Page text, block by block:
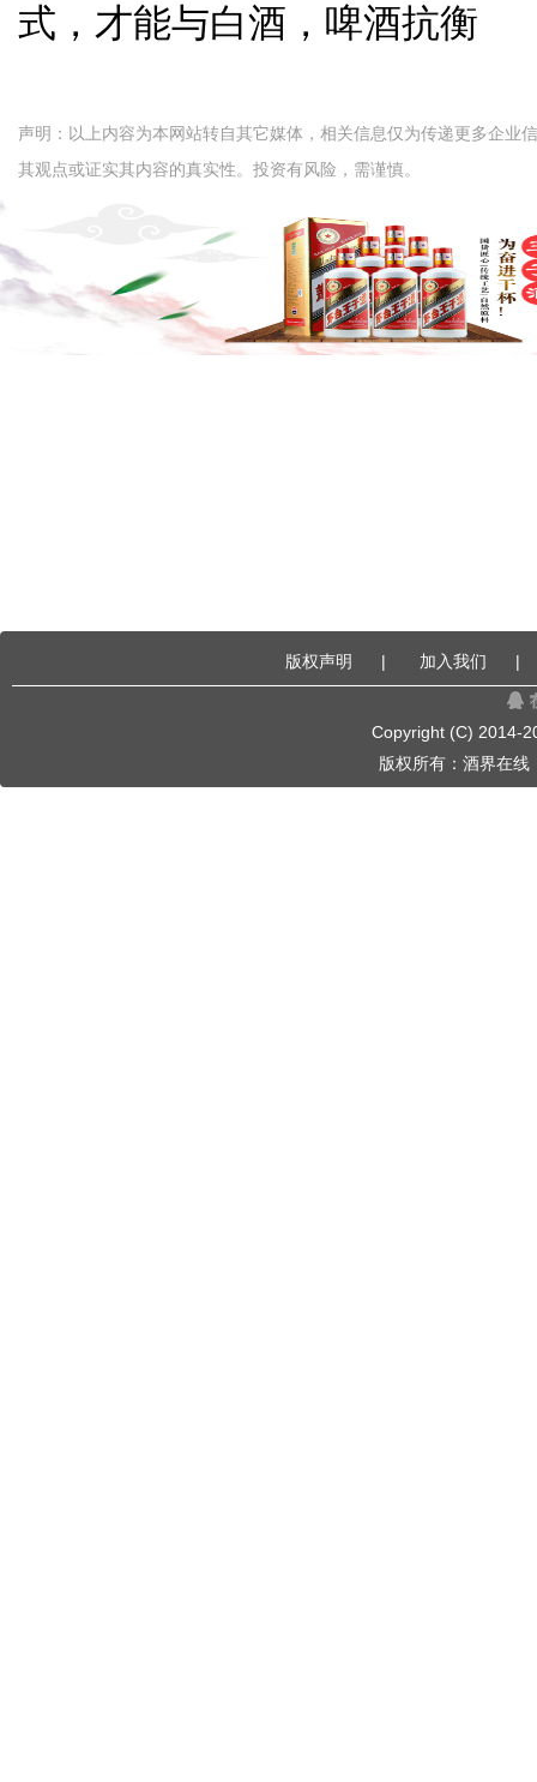
式，才能与白酒，啤酒抗衡
声明：以上内容为本网站转自其它媒体，相关信息仅为传递更多企业
其观点或证实其内容的真实性。投资有风险，需谨慎。
版权声明 | 加入我们 |
Copyright (C) 2014-
版权所有： 酒界在线